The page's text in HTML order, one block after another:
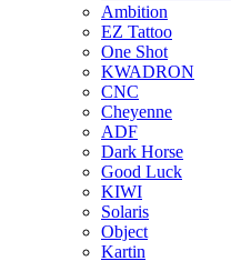
Ambition
EZ Tattoo
One Shot
KWADRON
CNC
Cheyenne
ADF
Dark Horse
Good Luck
KIWI
Solaris
Object
Kartin